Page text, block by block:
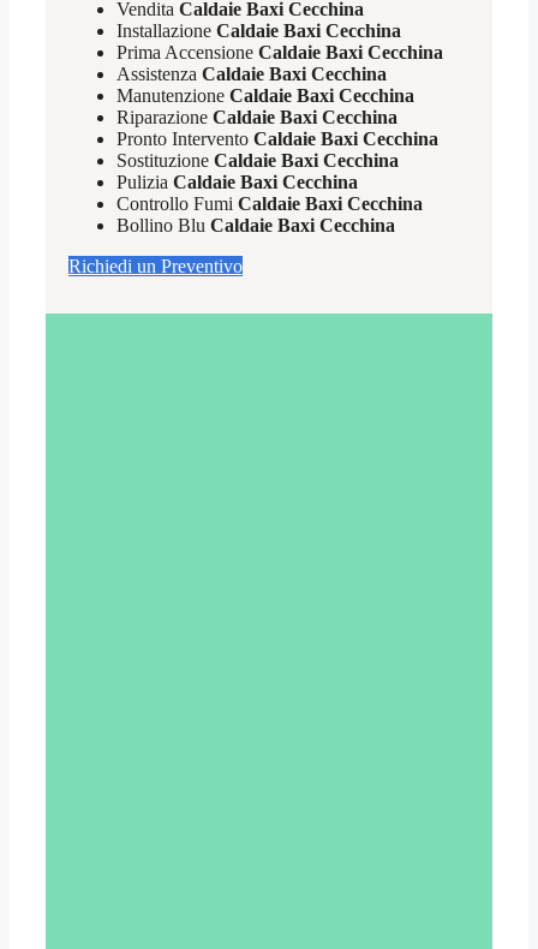
Vendita Caldaie Baxi Cecchina
Installazione Caldaie Baxi Cecchina
Prima Accensione Caldaie Baxi Cecchina
Assistenza Caldaie Baxi Cecchina
Manutenzione Caldaie Baxi Cecchina
Riparazione Caldaie Baxi Cecchina
Pronto Intervento Caldaie Baxi Cecchina
Sostituzione Caldaie Baxi Cecchina
Pulizia Caldaie Baxi Cecchina
Controllo Fumi Caldaie Baxi Cecchina
Bollino Blu Caldaie Baxi Cecchina
Richiedi un Preventivo